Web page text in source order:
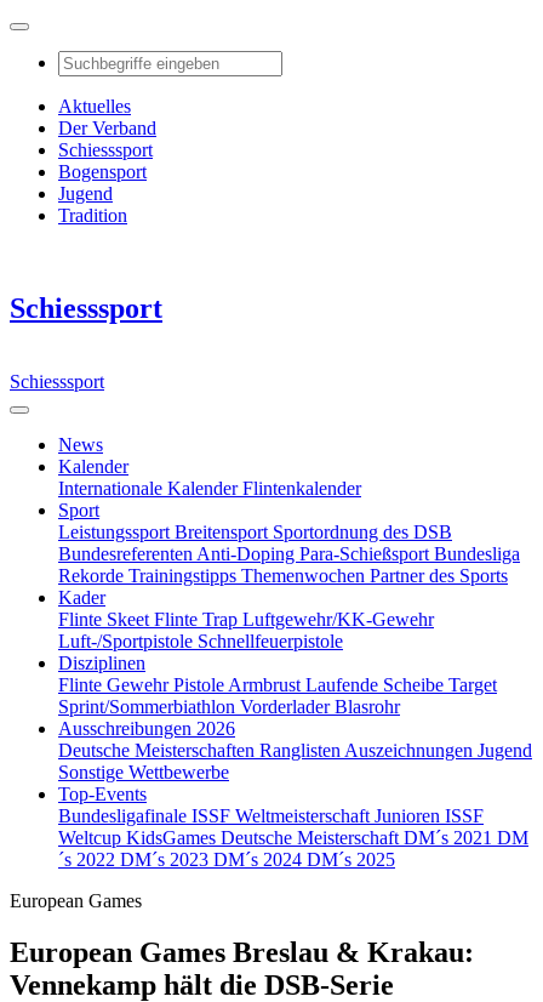
Aktuelles
Der Verband
Schiesssport
Bogensport
Jugend
Tradition
Schiesssport
Schiesssport
News
Kalender
Internationale KalenderFlintenkalender
Sport
Leistungssport Breitensport Sportordnung des DSB
Bundesreferenten Anti-Doping Para-Schießsport Bundesliga
Rekorde Trainingstipps Themenwochen Partner des Sports
Kader
Flinte Skeet Flinte Trap Luftgewehr/KK-Gewehr
Luft-/Sportpistole Schnellfeuerpistole
Disziplinen
Flinte GewehrPistole Armbrust Laufende Scheibe Target
Sprint/Sommerbiathlon VorderladerBlasrohr
Ausschreibungen 2026
Deutsche Meisterschaften Ranglisten Auszeichnungen Jugend
Sonstige Wettbewerbe
Top-Events
Bundesligafinale ISSF Weltmeisterschaft Junioren ISSF
Weltcup KidsGames Deutsche Meisterschaft DM´s 2021 DM
´s 2022 DM´s 2023 DM´s 2024 DM´s 2025
European Games
European Games Breslau & Krakau:
Vennekamp hält die DSB-Serie